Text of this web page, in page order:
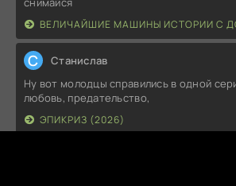
ВЕЛИЧАЙШИЕ МАШИНЫ ИСТОРИИ С ДОЛЬФОМ
С Станислав
Ну вот молодцы справились в одной
любовь, предательство,
ЭПИКРИЗ (2026)